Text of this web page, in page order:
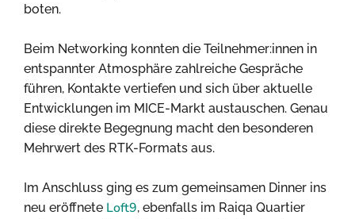
boten.
Beim Networking konnten die Teilnehmer:innen in
entspannter Atmosphäre zahlreiche Gespräche
führen, Kontakte vertiefen und sich über aktuelle
Entwicklungen im MICE-Markt austauschen. Genau
diese direkte Begegnung macht den besonderen
Mehrwert des RTK-Formats aus.
Im Anschluss ging es zum gemeinsamen Dinner ins
neu eröffnete Loft9, ebenfalls im Raiqa Quartier